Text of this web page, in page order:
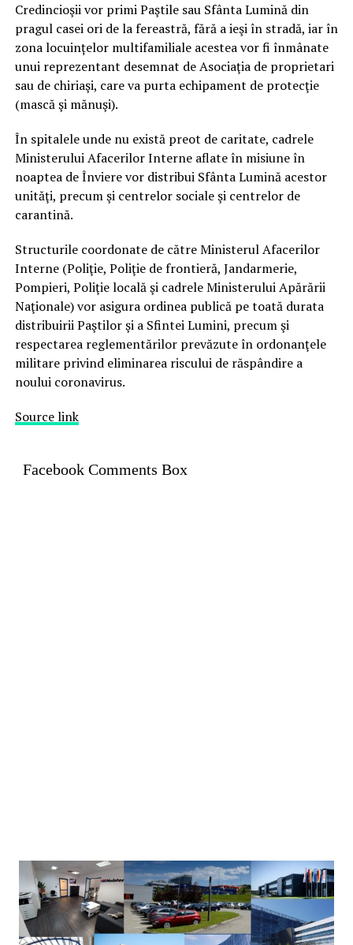
Credincioşii vor primi Paştile sau Sfânta Lumină din
pragul casei ori de la fereastră, fără a ieşi în stradă, iar în
zona locuințelor multifamiliale acestea vor fi înmânate
unui reprezentant desemnat de Asociaţia de proprietari
sau de chiriaşi, care va purta echipament de protecţie
(mască şi mănuşi).
În spitalele unde nu există preot de caritate, cadrele
Ministerului Afacerilor Interne aflate în misiune în
noaptea de Înviere vor distribui Sfânta Lumină acestor
unităţi, precum şi centrelor sociale şi centrelor de
carantină.
Structurile coordonate de către Ministerul Afacerilor
Interne (Poliţie, Poliţie de frontieră, Jandarmerie,
Pompieri, Poliţie locală şi cadrele Ministerului Apărării
Naţionale) vor asigura ordinea publică pe toată durata
distribuirii Paştilor şi a Sfintei Lumini, precum şi
respectarea reglementărilor prevăzute în ordonanţele
militare privind eliminarea riscului de răspândire a
noului coronavirus.
Source link
Facebook Comments Box